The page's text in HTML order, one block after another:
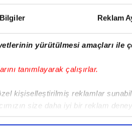
Bilgiler Reklam
yürütülmesi amaçları ile
tanımlayarak çalışırlar.
kişiselleştirilmiş reklamlar
size daha iyi bir reklam
gösterdiğimizi ve bu